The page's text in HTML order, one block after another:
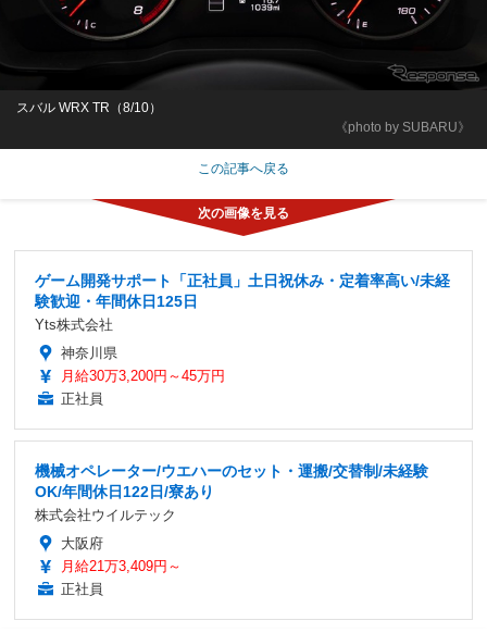
《photo by SUBARU》
スバル WRX TR（8/10）
この記事へ戻る
ゲーム開発サポート「正社員」土日祝休み・定着率高い/未経
験歓迎・年間休日125日
Yts株式会社
神奈川県
月給30万3,200円～45万円
正社員
機械オペレーター/ウエハーのセット・運搬/交替制/未経験
OK/年間休日122日/寮あり
株式会社ウイルテック
大阪府
月給21万3,409円～
正社員